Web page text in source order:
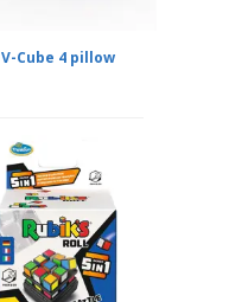
V-Cube 4 pillow